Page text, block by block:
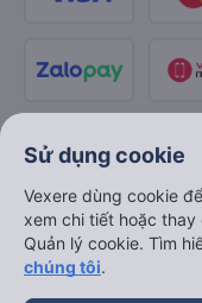
Sử dụng cookie
Vexere dùng cookie
xem chi tiết hoặc
Quản lý cookie. Tìm
chúng tôi.